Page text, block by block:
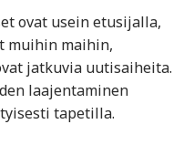
ovat usein etusijalla,
muihin maihin,
jatkuvia uutisaiheita.
laajentaminen
tapetilla.